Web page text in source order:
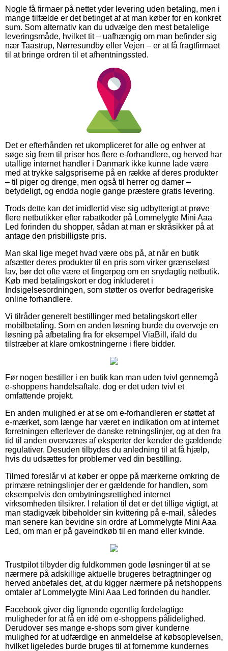
Nogle få firmaer på nettet yder levering uden betaling, men i
mange tilfælde er det betinget af at man køber for en konkret
sum. Som alternativ kan du udvælge den mest betalelige
leveringsmåde, hvilket tit – uafhængig om man befinder sig
nær Taastrup, Nørresundby eller Vejen – er at få fragtfirmaet
til at bringe ordren til et afhentningssted.
Det er efterhånden ret ukompliceret for alle og enhver at
søge sig frem til priser hos flere e-forhandlere, og herved har
utallige internet handler i Danmark ikke kunne lade være
med at trykke salgspriserne på en række af deres produkter
– til piger og drenge, men også til herrer og damer –
betydeligt, og endda nogle gange præstere gratis levering.
Trods dette kan det imidlertid vise sig udbytterigt at prøve
flere netbutikker efter rabatkoder på Lommelygte Mini Aaa
Led forinden du shopper, sådan at man er skråsikker på at
antage den prisbilligste pris.
Man skal lige meget hvad være obs på, at når en butik
afsætter deres produkter til en pris som virker grænseløst
lav, bør det ofte være et fingerpeg om en snydagtig netbutik.
Køb med betalingskort er dog inkluderet i
Indsigelsesordningen, som støtter os overfor bedrageriske
online forhandlere.
Vi tilråder generelt bestillinger med betalingskort eller
mobilbetaling. Som en anden løsning burde du overveje en
løsning på afbetaling fra for eksempel ViaBill, ifald du
tilstræber at klare omkostningerne i flere bidder.
Før nogen bestiller i en butik kan man uden tvivl gennemgå
e-shoppens handelsaftale, dog er det uden tvivl et
omfattende projekt.
En anden mulighed er at se om e-forhandleren er støttet af
e-mærket, som længe har været en indikation om at internet
forretningen efterlever de danske retningslinjer, og at den fra
tid til anden overværes af eksperter der kender de gældende
regulativer. Desuden tilbydes du anledning til at få hjælp,
hvis du udsættes for problemer ved din bestilling.
Tilmed foreslår vi at køber er oppe på mærkerne omkring de
primære retningslinjer der er gældende for handlen, som
eksempelvis den ombytningsrettighed internet
virksomheden tilsikrer. I relation til det er det tillige vigtigt, at
man stadigvæk bibeholder sin kvittering på e-mail, således
man senere kan bevidne sin ordre af Lommelygte Mini Aaa
Led, om man er på gaveindkøb til en mand eller kvinde.
Trustpilot tilbyder dig fuldkommen gode løsninger til at se
nærmere på adskillige aktuelle brugeres betragtninger og
herved anbefales det, at du kigger nærmere på netshoppens
omtaler af Lommelygte Mini Aaa Led forinden du handler.
Facebook giver dig lignende egentlig fordelagtige
muligheder for at få en idé om e-shoppens pålidelighed.
Derudover ses mange e-shops som giver kunderne
mulighed for at udfærdige en anmeldelse af købsoplevelsen,
hvilket ligeledes burde bruges til at fornemme kundernes